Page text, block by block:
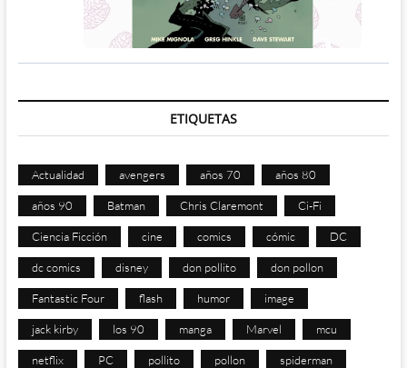
ETIQUETAS
Actualidad avengers años 70 años 80
años 90 Batman Chris Claremont Ci-Fi
Ciencia Ficción cine comics cómic DC
dc comics disney don pollito don pollon
Fantastic Four flash humor image
jack kirby los 90 manga Marvel mcu
netflix PC pollito pollon spiderman